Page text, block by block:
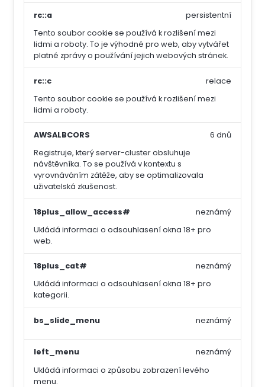
rc::a
Tento soubor cookie se používá k rozlišení mezi
lidmi a roboty. To je výhodné pro web, aby vytvářet
platné zprávy o používání jejich webových stránek.
persistentní
rc::c
Tento soubor cookie se používá k rozlišení mezi
lidmi a roboty.
relace
AWSALBCORS
Registruje, který server-cluster obsluhuje
návštěvníka. To se používá v kontextu s
vyrovnáváním zátěže, aby se optimalizovala
uživatelská zkušenost.
6 dnů
18plus_allow_access#
Ukládá informaci o odsouhlasení okna 18+ pro
web.
neznámý
18plus_cat#
Ukládá informaci o odsouhlasení okna 18+ pro
kategorii.
neznámý
bs_slide_menu neznámý
left_menu
Ukládá informaci o způsobu zobrazení levého
menu.
neznámý